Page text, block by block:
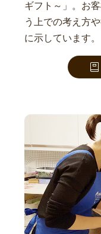
ギフト～」。お
う上での考え方
に示しています。